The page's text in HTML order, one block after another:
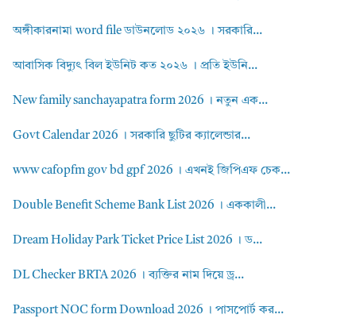
অঙ্গীকারনামা word file ডাউনলোড ২০২৬ । সরকারি...
আবাসিক বিদ্যুৎ বিল ইউনিট কত ২০২৬ । প্রতি ইউনি...
New family sanchayapatra form 2026 । নতুন এক...
Govt Calendar 2026 । সরকারি ছুটির ক্যালেন্ডার...
www cafopfm gov bd gpf 2026 । এখনই জিপিএফ চেক...
Double Benefit Scheme Bank List 2026 । এককালী...
Dream Holiday Park Ticket Price List 2026 । ড...
DL Checker BRTA 2026 । ব্যক্তির নাম দিয়ে ড্র...
Passport NOC form Download 2026 । পাসপোর্ট কর...